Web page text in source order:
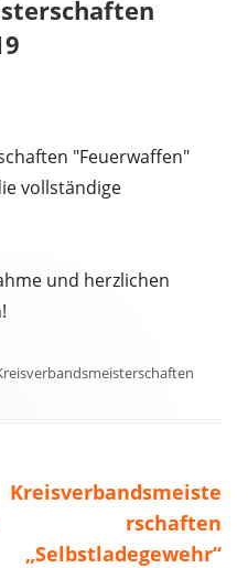
"Feuerwaffen"
vollständige
und herzlichen
Nächster
Kreisverbandsmeiste
rschaften
„Selbstladegewehr“